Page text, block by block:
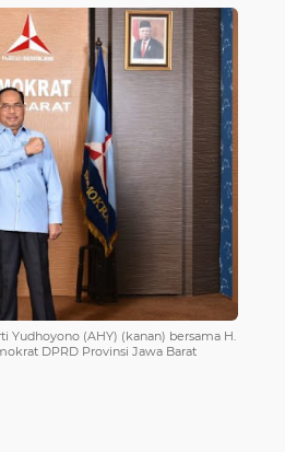
(AHY) (kanan) bersama H.
DPRD Provinsi Jawa Barat